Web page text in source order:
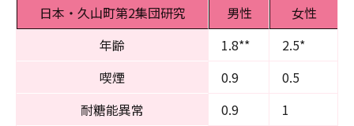
日本・久山町第2集団研究 男性
女性
年齢
1.8**
2.5*
喫煙
0.9
0.5
耐糖能異常
0.9
1